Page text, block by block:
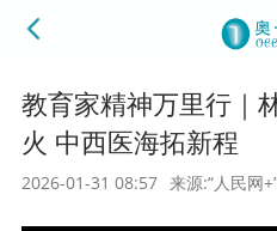
教育家精神万里行｜
火 中西医海拓新程
2026-01-31 08:57 来源:“人民网